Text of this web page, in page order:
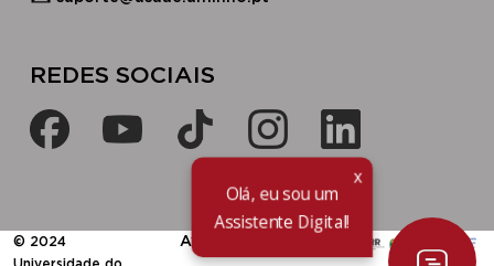
x
Olá, eu sou um
Assistente Digital!
​​REDES SOCIAIS​
© 2024
​Avisos Legais